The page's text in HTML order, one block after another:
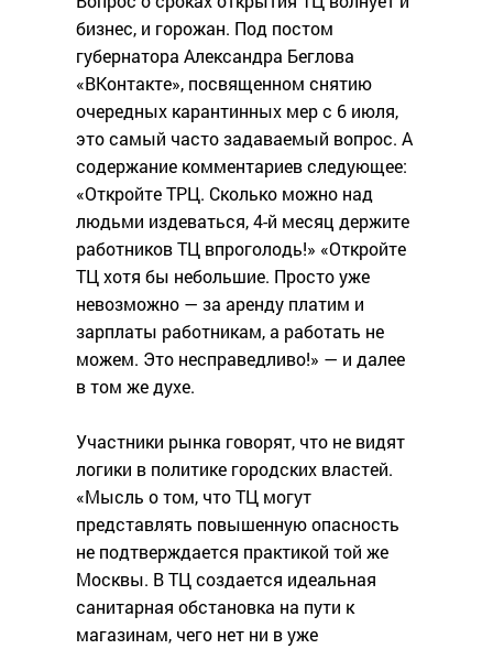
бизнес, и горожан. Под постом
губернатора Александра Беглова
«ВКонтакте», посвященном снятию
очередных карантинных мер с 6 июля,
это самый часто задаваемый вопрос. А
содержание комментариев следующее:
«Откройте ТРЦ. Сколько можно над
людьми издеваться, 4-й месяц держите
работников ТЦ впроголодь!» «Откройте
ТЦ хотя бы небольшие. Просто уже
невозможно — за аренду платим и
зарплаты работникам, а работать не
можем. Это несправедливо!» — и далее
в том же духе.
Участники рынка говорят, что не видят
логики в политике городских властей.
«Мысль о том, что ТЦ могут
представлять повышенную опасность
не подтверждается практикой той же
Москвы. В ТЦ создается идеальная
санитарная обстановка на пути к
магазинам, чего нет ни в уже